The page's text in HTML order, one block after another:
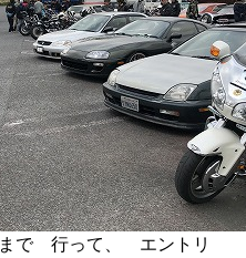
で 行って、 エントリ